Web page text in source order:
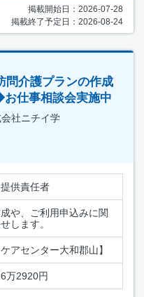
掲載開始日：2026-07-28
掲載終了予定日：2026-08-24
問介護プランの作成
仕事相談会実施中
社ニチイ学
供責任者
や、ご利用申込みに関
します。
アセンター大和郡山】
万2920円